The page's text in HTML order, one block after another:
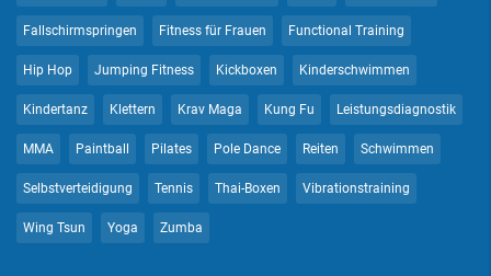
Fallschirmspringen Fitness für Frauen Functional Training
Hip Hop Jumping Fitness Kickboxen Kinderschwimmen
Kindertanz Klettern Krav Maga Kung Fu Leistungsdiagnostik
MMA Paintball Pilates Pole Dance Reiten Schwimmen
Selbstverteidigung Tennis Thai-Boxen Vibrationstraining
Wing Tsun Yoga Zumba